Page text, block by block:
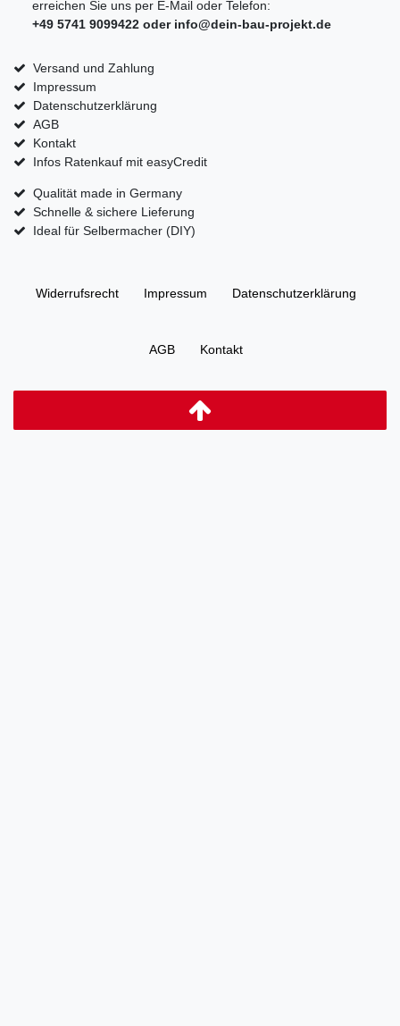
erreichen Sie uns per E-Mail oder Telefon:
+49 5741 9099422 oder info@dein-bau-projekt.de
Versand und Zahlung
Impressum
Datenschutzerklärung
AGB
Kontakt
Infos Ratenkauf mit easyCredit
Qualität made in Germany
Schnelle & sichere Lieferung
Ideal für Selbermacher (DIY)
Widerrufs­recht Impressum Daten­schutz­erklärung
AGB Kontakt